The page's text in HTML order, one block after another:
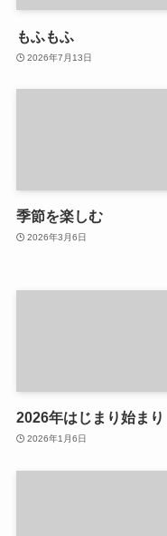
もふもふ
2026年7月13日
季節を楽しむ
2026年3月6日
2026年はじまり始まり
2026年1月6日